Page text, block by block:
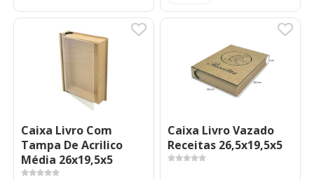
Caixa Livro Com
Tampa De Acrilico
Média 26x19,5x5
Caixa Livro Vazado
Receitas 26,5x19,5x5